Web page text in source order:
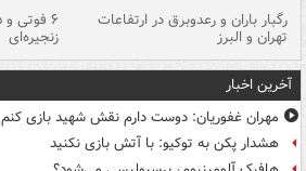
رگبار باران و رعدوبرق در ارتفاعات
تهران و البرز زنجیره‌ای
آخرین اخبار
مهران غفوریان: دوست دارم نقش شهید بازی کنم
هشدار پکن به توکیو: با آتش بازی نکنید